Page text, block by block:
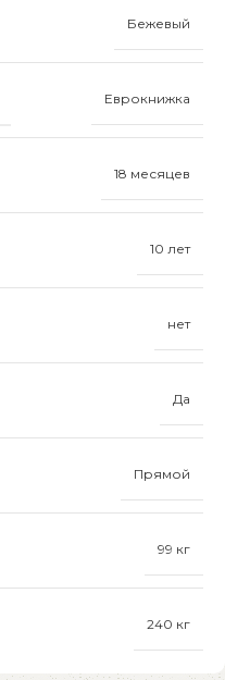
Бежевый
Еврокнижка
18 месяцев
10 лет
нет
Да
Прямой
99 кг
240 кг